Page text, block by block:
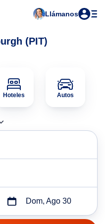
Llámanos
(PIT)
Hoteles Autos
Dom, Ago 30